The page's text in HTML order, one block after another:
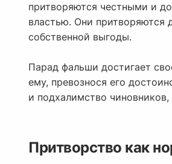
притворяются честными и
властью. Они притворяются
собственной выгоды.
Парад фальши достигает
ему, превознося его
и подхалимство
Притворство как